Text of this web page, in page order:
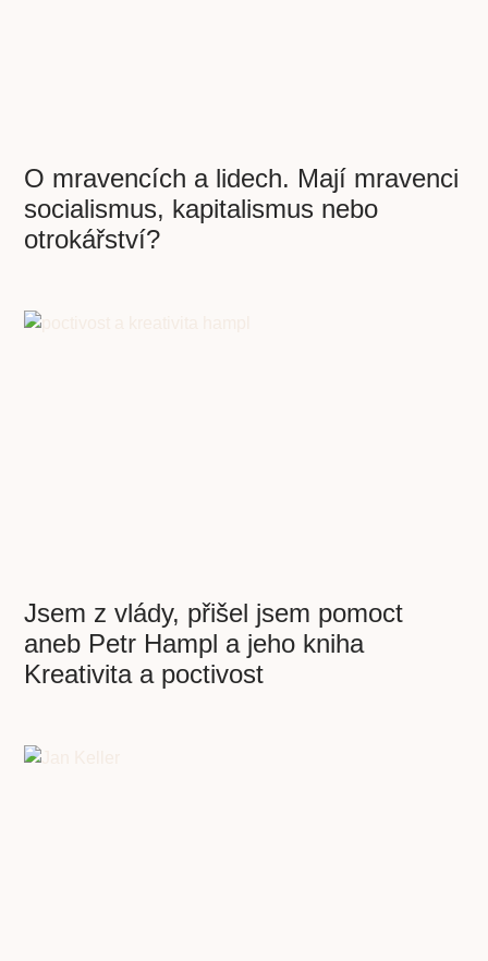
O mravencích a lidech. Mají mravenci
socialismus, kapitalismus nebo
otrokářství?
Jsem z vlády, přišel jsem pomoct
aneb Petr Hampl a jeho kniha
Kreativita a poctivost